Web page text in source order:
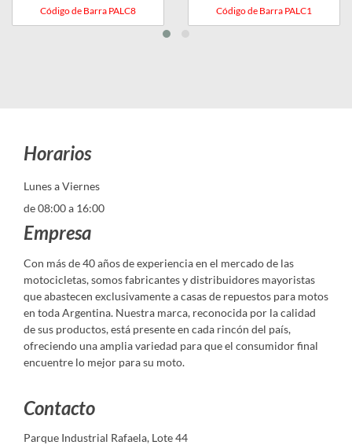
Código de Barra PALC8 Código de Barra PALC1
Horarios
Lunes a Viernes
de 08:00 a 16:00
Empresa
Con más de 40 años de experiencia en el mercado de las
motocicletas, somos fabricantes y distribuidores mayoristas
que abastecen exclusivamente a casas de repuestos para motos
en toda Argentina. Nuestra marca, reconocida por la calidad
de sus productos, está presente en cada rincón del país,
ofreciendo una amplia variedad para que el consumidor final
encuentre lo mejor para su moto.
Contacto
Parque Industrial Rafaela, Lote 44